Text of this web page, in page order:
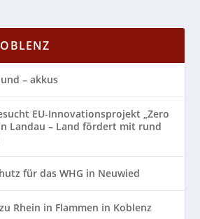
– akkus
EU-Innovationsprojekt „Zero
Landau – Land fördert mit rund
für das WHG in Neuwied
Rhein in Flammen in Koblenz